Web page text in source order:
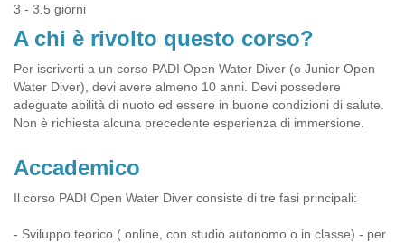
3 - 3.5 giorni
A chi è rivolto questo corso?
Per iscriverti a un corso PADI Open Water Diver (o Junior Open
Water Diver), devi avere almeno 10 anni. Devi possedere
adeguate abilità di nuoto ed essere in buone condizioni di salute.
Non è richiesta alcuna precedente esperienza di immersione.
Accademico
Il corso PADI Open Water Diver consiste di tre fasi principali:
- Sviluppo teorico ( online, con studio autonomo o in classe) - per